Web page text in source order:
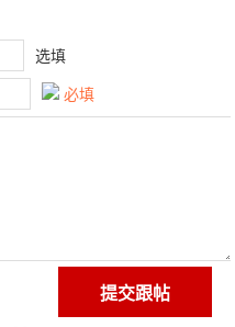
选填
必填